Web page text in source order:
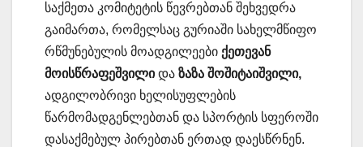
საქმეთა კომიტეტის წევრებთან შეხვედრა
გაიმართა, რომელსაც გურიაში სახელმწიფო
რწმუნებულის მოადგილეები ქეთევან
მოისწრაფეშვილიდა ზაზა შოშიტაიშვილი,
ადგილობრივი ხელისუფლების
წარმომადგენლებთან და სპორტის სფეროში
დასაქმებულ პირებთან ერთად დაესწრნენ.